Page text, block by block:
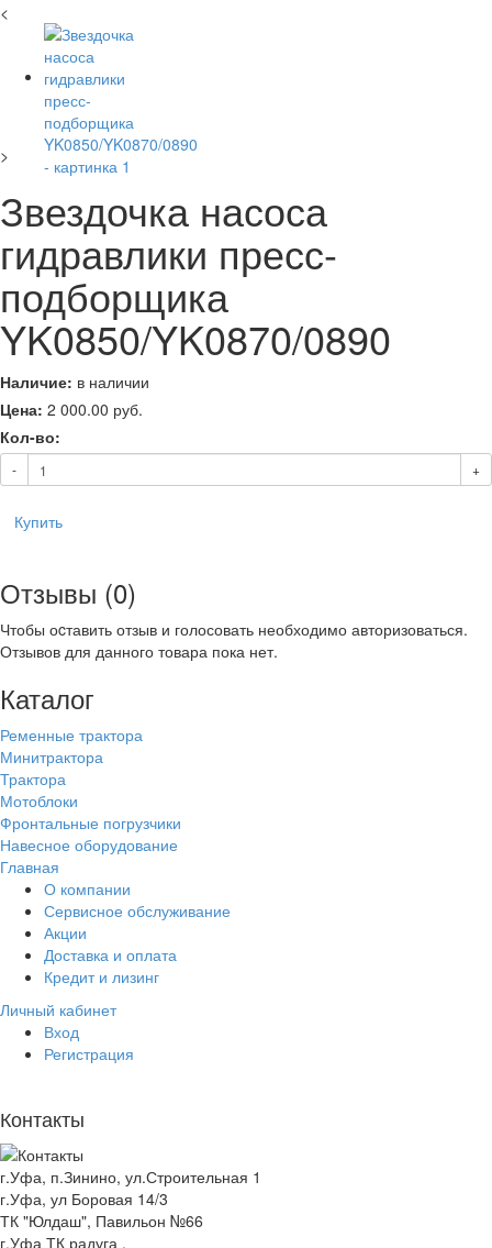
<
>
Звездочка насоса
гидравлики пресс-
подборщика
YK0850/YK0870/0890
Наличие: в наличии
Цена: 2 000.00 руб.
Кол-во:
- +
Купить
Отзывы (0)
Чтобы оcтавить отзыв и голосовать необходимо авторизоваться.
Отзывов для данного товара пока нет.
Каталог
Ременные трактора
Минитрактора
Трактора
Мотоблоки
Фронтальные погрузчики
Навесное оборудование
Главная
О компании
Сервисное обслуживание
Акции
Доставка и оплата
Кредит и лизинг
Личный кабинет
Вход
Регистрация
Контакты
г.Уфа, п.Зинино, ул.Строительная 1
г.Уфа, ул Боровая 14/3
ТК "Юлдаш", Павильон №66
г.Уфа ТК радуга ,